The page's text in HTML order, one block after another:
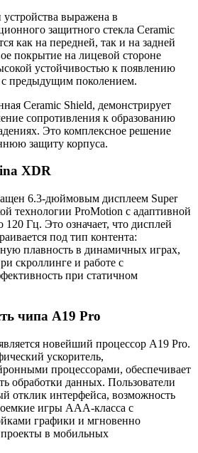
устройства выражена в
защитного стекла Ceramic
как на передней, так и на задней
покрытие на лицевой стороне
устойчивостью к появлению
предыдущим поколением.
Ceramic Shield, демонстрирует
сопротивления к образованию
Это комплексное решение
защиту корпуса.
XDR
6.3-дюймовым дисплеем Super
технологии ProMotion с адаптивной
120 Гц. Это означает, что дисплей
под тип контента:
плавность в динамичных играх,
скроллинге и работе с
при статичном
чипа A19 Pro
новейший процессор A19 Pro.
ускоритель,
процессорами, обеспечивает
обработки данных. Пользователи
отклик интерфейса, возможность
игры ААА-класса с
графики и мгновенно
в мобильных